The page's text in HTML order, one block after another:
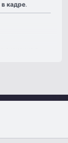
кадре.
значения в